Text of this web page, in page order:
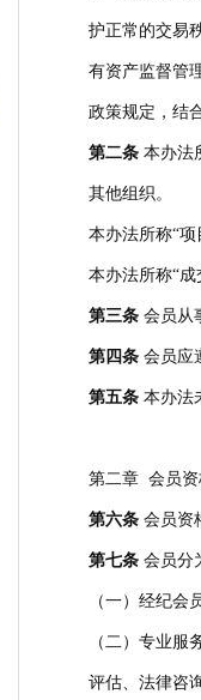
护正常的交易
有资产监督管
政策规定，结
第二条 本办法
其他组织。
本办法所称“项
本办法所称“成
第三条 会员从
第四条 会员应
第五条 本办法
第二章 会员资
第六条 会员资
第七条 会员分
（一）经纪会
（二）专业
评估、法律咨